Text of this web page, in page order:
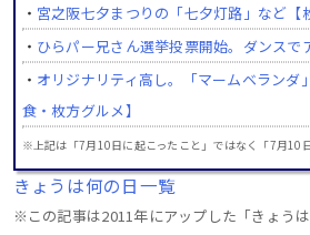
・ 宮之阪七夕まつりの「七夕灯路」など【
・ ひらパー兄さん選挙投票開始。ダンスで
・ オリジナリティ高し。「マームベランダ
食・枚方グルメ】
※上記は「7月10日に起こったこと」ではなく「7月10
きょうは何の日一覧
※この記事は2011年にアップした「きょう